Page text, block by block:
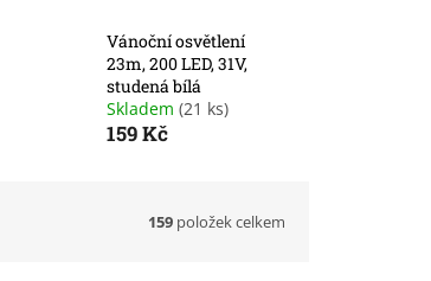
Vánoční osvětlení
23m, 200 LED, 31V,
studená bílá
Skladem (21 ks)
159 Kč
159 položek celkem